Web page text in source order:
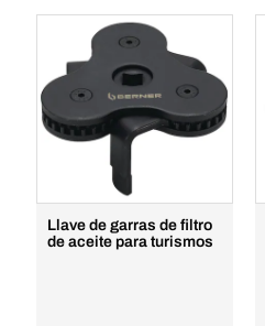
Llave de garras de filtro
de aceite para turismos